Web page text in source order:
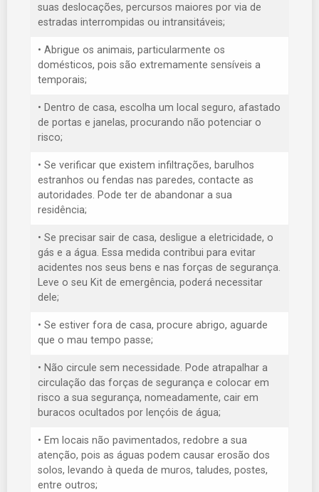
suas deslocações, percursos maiores por via de
estradas interrompidas ou intransitáveis;
• Abrigue os animais, particularmente os
domésticos, pois são extremamente sensíveis a
temporais;
• Dentro de casa, escolha um local seguro, afastado
de portas e janelas, procurando não potenciar o
risco;
• Se verificar que existem infiltrações, barulhos
estranhos ou fendas nas paredes, contacte as
autoridades. Pode ter de abandonar a sua
residência;
• Se precisar sair de casa, desligue a eletricidade, o
gás e a água. Essa medida contribui para evitar
acidentes nos seus bens e nas forças de segurança.
Leve o seu Kit de emergência, poderá necessitar
dele;
• Se estiver fora de casa, procure abrigo, aguarde
que o mau tempo passe;
• Não circule sem necessidade. Pode atrapalhar a
circulação das forças de segurança e colocar em
risco a sua segurança, nomeadamente, cair em
buracos ocultados por lençóis de água;
• Em locais não pavimentados, redobre a sua
atenção, pois as águas podem causar erosão dos
solos, levando à queda de muros, taludes, postes,
entre outros;